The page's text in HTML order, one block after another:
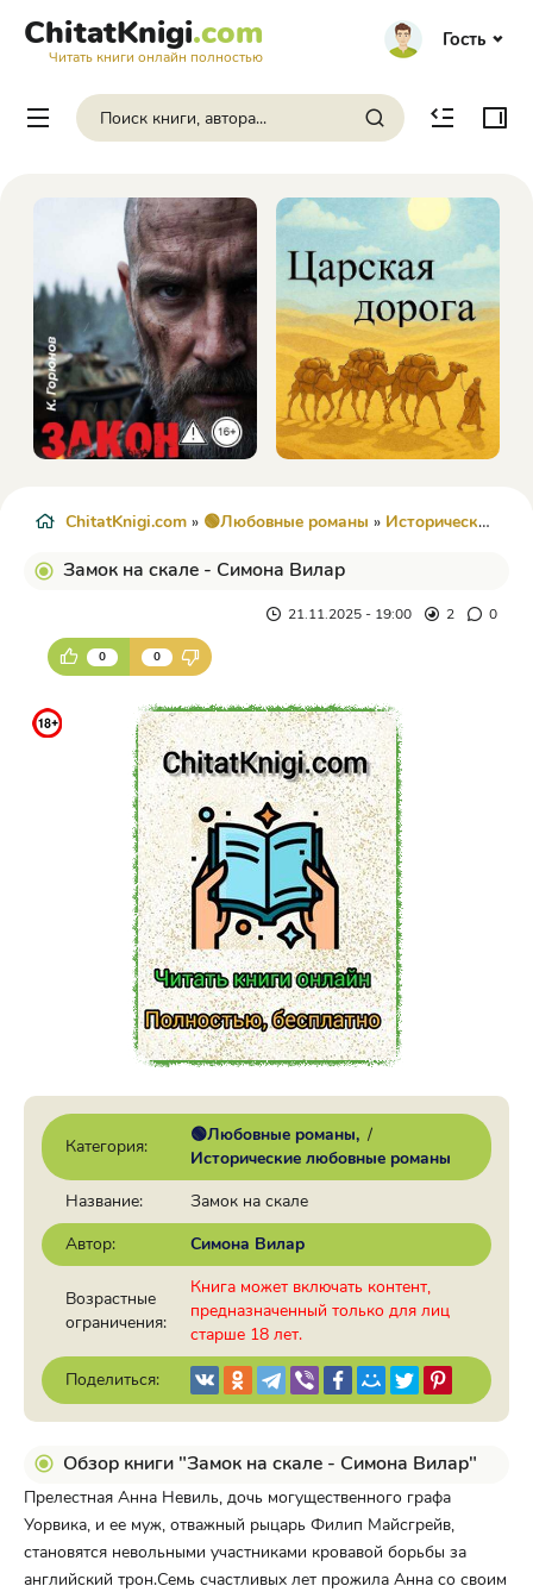
ChitatKnigi.com
Читать книги онлайн полностью
Гость
ChitatKnigi.com » 🟢Любовные романы » Исторические любовные романы
Замок на скале - Симона Вилар
21.11.2025 - 19:00 2 0
0 0
Категория:
🟢Любовные романы /
Исторические любовные романы
Название:
Замок на скале
Автор:
Симона Вилар
Возрастные
ограничения:
Книга может включать контент,
предназначенный только для лиц
старше 18 лет.
Поделиться:
Обзор книги "Замок на скале - Симона Вилар"
Прелестная Анна Невиль, дочь могущественного графа
Уорвика, и ее муж, отважный рыцарь Филип Майсгрейв,
становятся невольными участниками кровавой борьбы за
английский трон.Семь счастливых лет прожила Анна со своим